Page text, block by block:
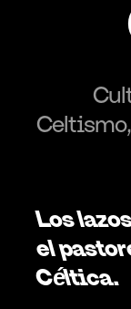
Los
el
Céltica.